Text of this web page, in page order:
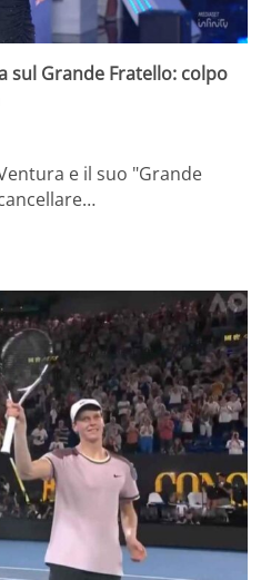
sul Grande Fratello: colpo
e il suo "Grande